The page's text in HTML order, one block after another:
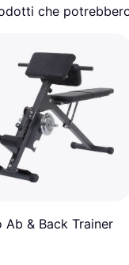
che
Ab & Back Trainer